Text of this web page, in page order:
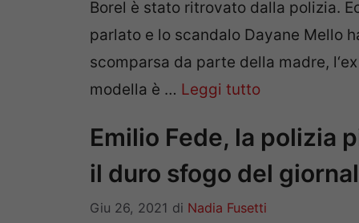
Borel è stato ritrovato dalla polizia.
parlato e lo scandalo Dayane Mello
scomparsa da parte della madre,
modella è … Leggi tutto
Emilio Fede, la polizia
il duro sfogo del
Giu 26, 2021 di Nadia Fusetti